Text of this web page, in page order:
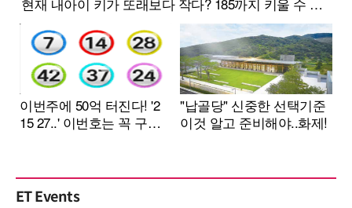
ET Events